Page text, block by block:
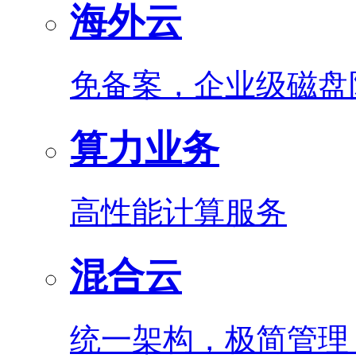
海外云
免备案，企业级磁
算力业务
高性能计算服务
混合云
统一架构，极简管